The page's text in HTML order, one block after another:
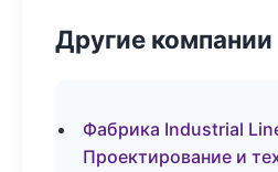
Другие компании
Фабрика Industrial
Проектирование и